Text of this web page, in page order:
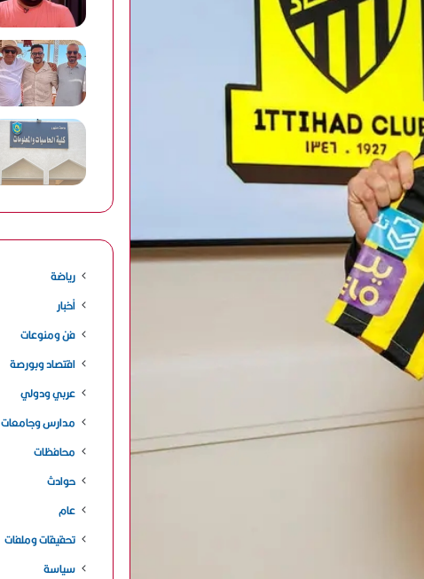
رياضة
أخبار
فن ومنوعات
اقتصاد وبورصة
عربي ودولي
مدارس وجامعات
محافظات
حوادث
عام
تحقيقات وملفات
سياسة